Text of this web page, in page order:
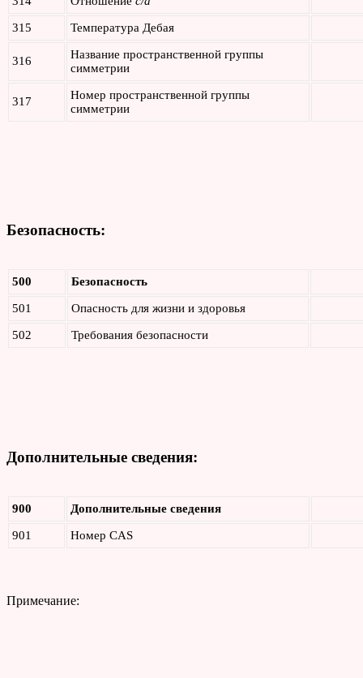
315 Температура Дебая
316
Название пространственной группы
симметрии
317
Номер пространственной группы
симметрии
Безопасность:
500 Безопасность
501 Опасность для жизни и здоровья
502 Требования безопасности
Дополнительные сведения:
900 Дополнительные сведения
901 Номер CAS
Примечание: